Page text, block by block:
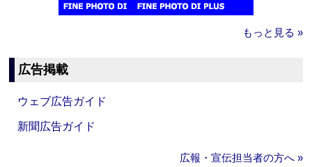
もっと見る »
広告掲載
ウェブ広告ガイド
新聞広告ガイド
広報・宣伝担当者の方へ »